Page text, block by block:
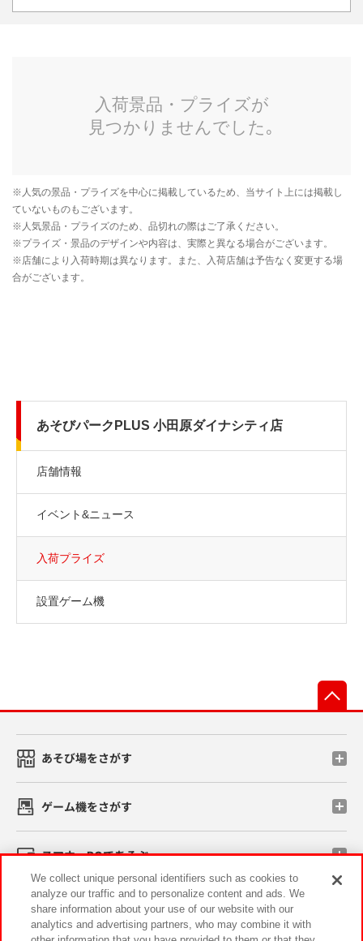
あそびパークPLUS 小田原ダイナシティ店
店舗情報
イベント&ニュース
入荷プライズ
設置ゲーム機
あそび場をさがす
ゲーム機をさがす
スマホ・PCであそぶ
イベント・キャンペーン
We collect unique personal identifiers such as cookies to
analyze our traffic and to personalize content and ads. We
share information about your use of our website with our
analytics and advertising partners, who may combine it with